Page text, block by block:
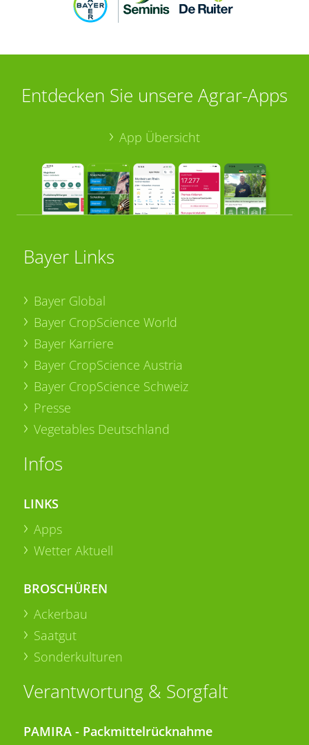
Entdecken Sie unsere Agrar-Apps
App Übersicht
Bayer Links
Bayer Global
Bayer CropScience World
Bayer Karriere
Bayer CropScience Austria
Bayer CropScience Schweiz
Presse
Vegetables Deutschland
Infos
LINKS
Apps
Wetter Aktuell
BROSCHÜREN
Ackerbau
Saatgut
Sonderkulturen
Verantwortung & Sorgfalt
PAMIRA - Packmittelrücknahme